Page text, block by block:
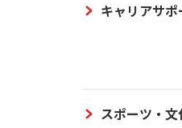
キャリアサポ
スポーツ・文